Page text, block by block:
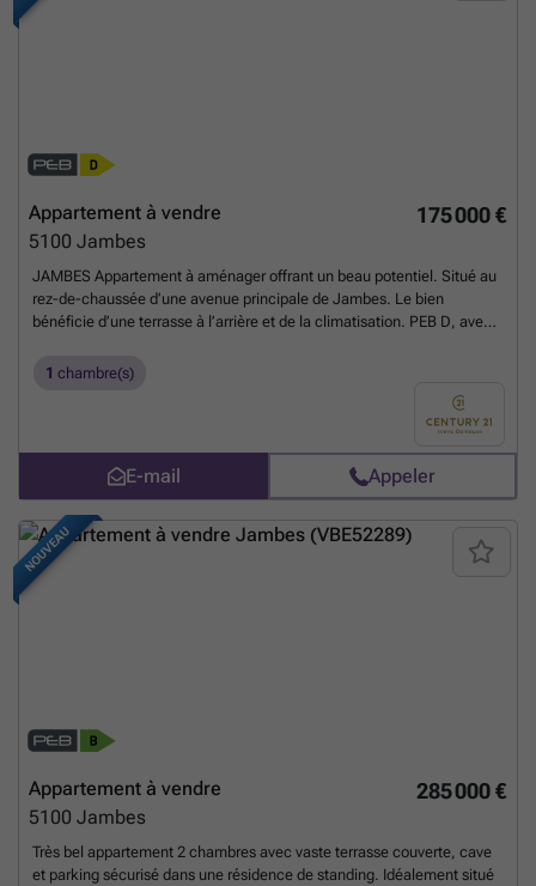
175 000 €
Appartement à vendre
5100 Jambes
JAMBES Appartement à aménager offrant un beau potentiel. Situé au
rez-de-chaussée d’une avenue principale de Jambes. Le bien
bénéficie d’une terrasse à l’arrière et de la climatisation. PEB D, avec
localisation idéale : commerces, transports en commun, écoles et
l'acceptation des propriétaires. Informations et demandes de visites ?
1 chambre(s)
E-mail Appeler
NOUVEAU
285 000 €
Appartement à vendre
5100 Jambes
Très bel appartement 2 chambres avec vaste terrasse couverte, cave
et parking sécurisé dans une résidence de standing. Idéalement situé